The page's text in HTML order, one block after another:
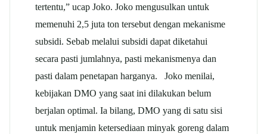
tertentu,” ucap Joko. Joko mengusulkan untuk
memenuhi 2,5 juta ton tersebut dengan mekanisme
subsidi. Sebab melalui subsidi dapat diketahui
secara pasti jumlahnya, pasti mekanismenya dan
pasti dalam penetapan harganya. Joko menilai,
kebijakan DMO yang saat ini dilakukan belum
berjalan optimal. Ia bilang, DMO yang di satu sisi
untuk menjamin ketersediaan minyak goreng dalam